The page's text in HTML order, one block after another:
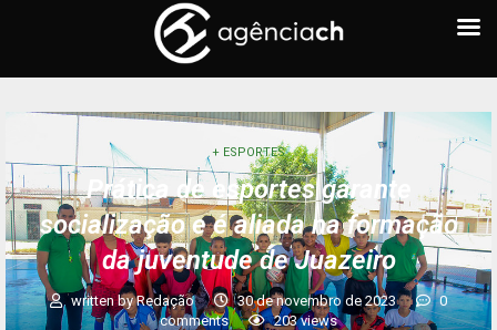
+ ESPORTES
Prática de esportes garante
socialização e é aliada na formação
da juventude de Juazeiro
written byRedação 30 de novembro de 2023
0
comments
203views